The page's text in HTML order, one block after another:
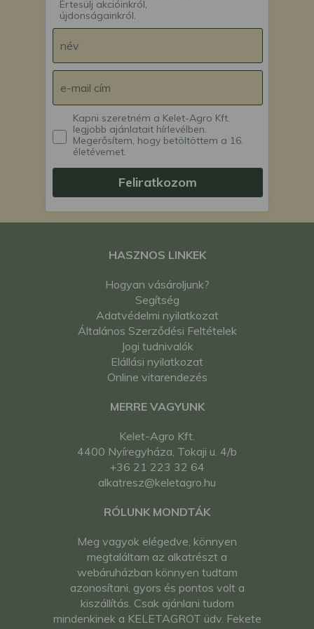
Értesülj akcióinkról,
újdonságainkról.
Kapni szeretném a Kelet-Agro Kft.
legjobb ajánlatait hírlevélben.
Megerősítem, hogy betöltöttem a 16.
életévemet.
Feliratkozom
HASZNOS LINKEK
Hogyan vásároljunk?
Segítség
Adatvédelmi nyilatkozat
Általános Szerződési Feltételek
Jogi tudnivalók
Elállási nyilatkozat
Online vitarendezés
MERRE VAGYUNK
Kelet-Agro Kft.
4400 Nyíregyháza, Tokaji u. 4/b
+36 21 223 32 64
alkatresz@keletagro.hu
RÓLUNK MONDTÁK
Meg vagyok elégedve, könnyen
megtaláltam az alkatrészt a
webáruházban könnyen tudtam
azonosítani, gyors és pontos volt a
kiszállítás. Csak ajánlani tudom
mindenkinek a KELETAGROT üdv. Fekete